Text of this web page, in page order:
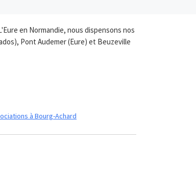
en Normandie, nous dispensons nos
Pont Audemer (Eure) et Beuzeville
à Bourg-Achard